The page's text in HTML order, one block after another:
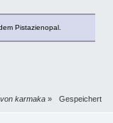
Pistazienopal.
karmaka » Gespeichert